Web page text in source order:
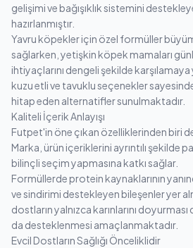
gelişimi ve bağışıklık sistemini
hazırlanmıştır.
Yavru köpekler için özel formüller
sağlarken, yetişkin köpek mamaları
ihtiyaçlarını dengeli şekilde karşılamaya
kuzu etli ve tavuklu seçenekler
hitap eden alternatifler sunulmaktadır.
Kaliteli İçerik Anlayışı
Futpet'in öne çıkan özelliklerinden biri
Marka, ürün içeriklerini ayrıntılı şekilde
bilinçli seçim yapmasına katkı sağlar.
Formüllerde protein kaynaklarının
ve sindirimi destekleyen bileşenler yer
dostların yalnızca karınlarını doyurması
da desteklenmesi amaçlanmaktadır.
Evcil Dostların Sağlığı Önceliklidir